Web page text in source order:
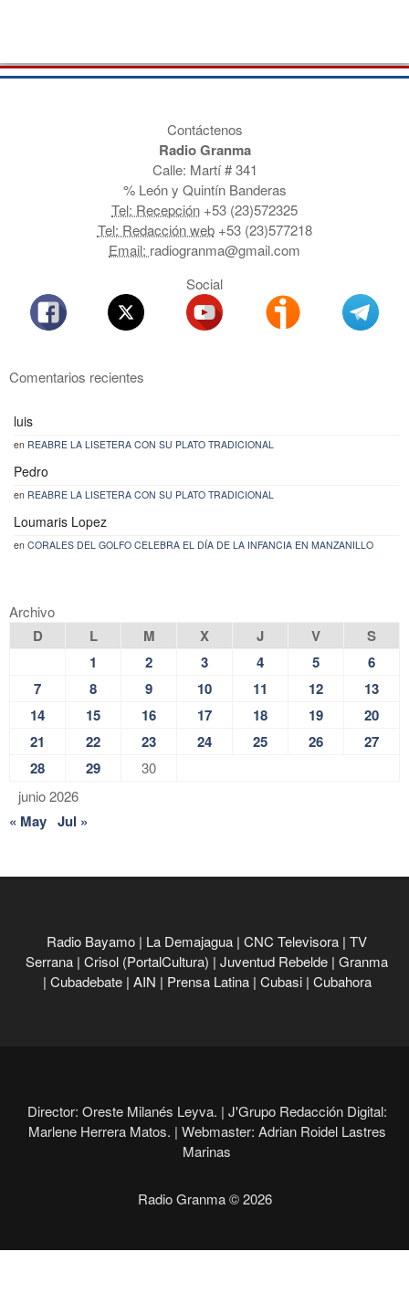
Contáctenos
Radio Granma
Calle: Martí # 341
% León y Quintín Banderas
Tel: Recepción +53 (23)572325
Tel: Redacción web+53 (23)577218
Email: radiogranma@gmail.com
Social
Comentarios recientes
luis
en REABRE LA LISETERA CON SU PLATO TRADICIONAL
Pedro
en REABRE LA LISETERA CON SU PLATO TRADICIONAL
Loumaris Lopez
en CORALES DEL GOLFO CELEBRA EL DÍA DE LA INFANCIA EN MANZANILLO
Archivo
junio 2026
D L M X J V
S
1
2 3 4 5
6
7
8 9 10 11 12
13
14
15 16 17 18 19
20
21
22 23 24 25 26
27
28
29 30
« May Jul »
Radio Bayamo | La Demajagua | CNC Televisora | TV
Serrana | Crisol (PortalCultura) | Juventud Rebelde | Granma
| Cubadebate | AIN | Prensa Latina | Cubasi | Cubahora
Director: Oreste Milanés Leyva. | J'Grupo Redacción Digital:
Marlene Herrera Matos. | Webmaster: Adrian Roidel Lastres
Marinas
Radio Granma © 2026